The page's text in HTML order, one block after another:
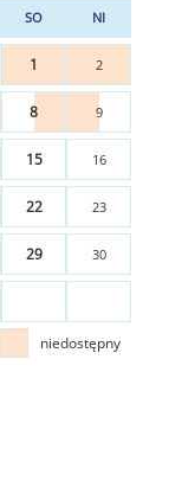
SO NI
1 2
8 9
15 16
22 23
29 30
niedostępny